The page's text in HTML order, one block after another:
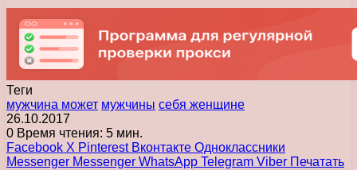
Теги
мужчина может мужчины себя женщине
26.10.2017
0 Время чтения: 5 мин.
Facebook X Pinterest Вконтакте Одноклассники
Messenger Messenger WhatsApp Telegram Viber Печатать